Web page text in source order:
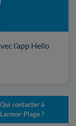
l’app Hello
Qui contacter à
Larmor-Plage ?